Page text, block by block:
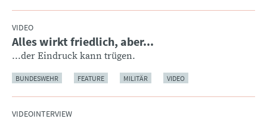
VIDEO
:Alles wirkt friedlich, aber...
...der Eindruck kann trügen.
BUNDESWEHR FEATURE MILITÄR VIDEO
VIDEOINTERVIEW